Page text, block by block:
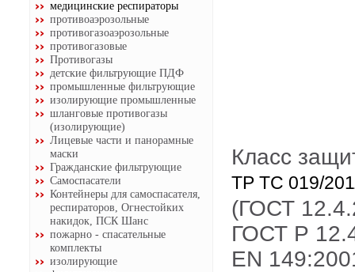
медицинские респираторы
противоаэрозольные
противогазоаэрозольные
противогазовые
Противогазы
детские фильтрующие ПДФ
промышленные фильтрующие
изолирующие промышленные
шланговые противогазы
(изолирующие)
Лицевые части и панорамные
маски
Гражданские фильтрующие
Самоспасатели
Контейнеры для самоспасателя,
респираторов, Огнестойких
накидок, ПСК Шанс
пожарно - спасательные
комплекты
изолирующие
Класс
ТР ТС 019/
(ГОСТ
ГОСТ Р
EN